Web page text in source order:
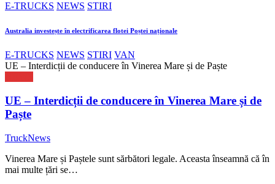
E-TRUCKS NEWS STIRI
Australia investește în electrificarea flotei Poștei naționale
E-TRUCKS NEWS STIRI VAN
UE – Interdicții de conducere în Vinerea Mare și de Paște
UE – Interdicții de conducere în Vinerea Mare și de
Paște
TruckNews
Vinerea Mare și Paștele sunt sărbători legale. Aceasta înseamnă că în
mai multe țări se…